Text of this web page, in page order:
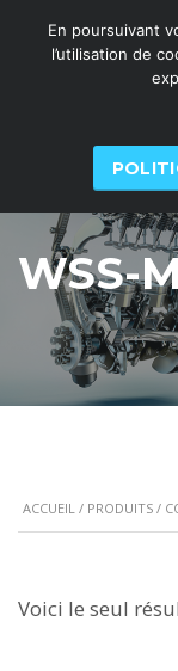
WSS-
ACCUEIL / PRODUITS /
Voici le seul
En poursuivant
l’utilisation de